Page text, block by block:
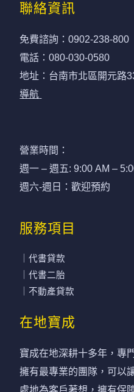
聯絡資訊
免費諮詢：0902-238-800
電話：080-030-0580
地址：台南市北區開元路
導航
營業時間：
週一 – 週五: 9:00 AM –
週六-週日：歡迎預約
服務項目
｜代書貸款
｜代書二胎
｜不動產貸款
在地寶成
寶成在地深耕十多年，專
擁有最專業的團隊，可以